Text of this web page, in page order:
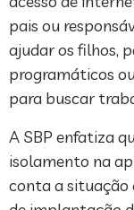
pais ou
ajudar os filhos,
programáticos
para buscar
A SBP enfatiza
isolamento na
conta a situação